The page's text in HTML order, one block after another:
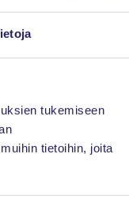
tukemiseen
tietoihin, joita
InstagramYouTube